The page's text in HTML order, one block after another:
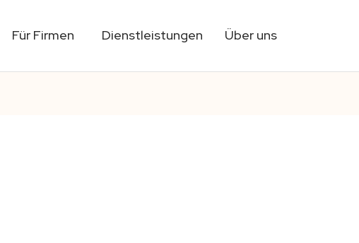
Für Firmen Dienstleistungen Über uns